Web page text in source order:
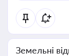
Земельні